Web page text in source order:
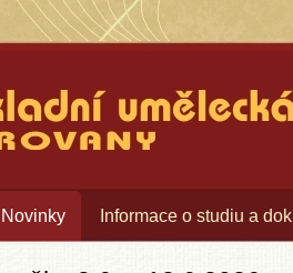
škola
Novinky Informace o studiu a